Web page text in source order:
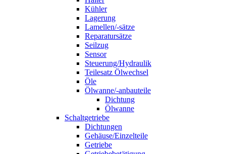
Kühler
Lagerung
Lamellen/-sätze
Reparatursätze
Seilzug
Sensor
Steuerung/Hydraulik
Teilesatz Ölwechsel
Öle
Ölwanne/-anbauteile
Dichtung
Ölwanne
Schaltgetriebe
Dichtungen
Gehäuse/Einzelteile
Getriebe